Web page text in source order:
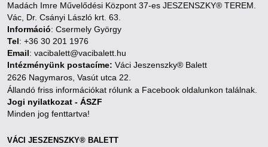
Madách Imre Művelődési Központ 37-es JESZENSZKY® TEREM.
Vác, Dr. Csányi László krt. 63.
Információ: Csermely György
Tel: +36 30 201 1976
Email: vacibalett@vacibalett.hu
Intézményünk postacíme: Váci Jeszenszky® Balett
2626 Nagymaros, Vasút utca 22.
Állandó friss információkat rólunk a Facebook oldalunkon találnak.
Jogi nyilatkozat - ÁSZF
Minden jog fenttartva!
VÁCI JESZENSZKY® BALETT